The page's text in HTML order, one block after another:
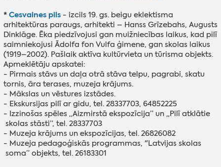
*Cesvaines pils- izcils 19. gs. beigu eklektisma
arhitektūras paraugs, arhitekti – Hanss Grīzebahs, Augusts
Dinklāge. Ēka piedzīvojusi gan muižniecības laikus, kad pilī
saimniekojusi Ādolfa fon Vulfa ģimene, gan skolas laikus
(1919–2002). Pašlaik aktīva kultūrvieta un tūrisma objekts.
Apmeklētāju apskatei:
- Pirmais stāvs un daļa otrā stāva telpu, pagrabi, skatu
tornis, āra terases, muzeja krājums.
- Mākslas un vēstures izstādes.
- Ekskursijas pilī ar gidu, tel. 28337703, 64852225
- Izzinošas spēles „Aizmirstā ekspozīcija” un „Pilī atklātie
skolas stāsti”, tel. 28337703
- Muzeja krājums un ekspozīcijas, tel. 26826082
- Muzeja pedagoģiskās programmas, "Latvijas skolas
soma” objekts, tel. 26183301